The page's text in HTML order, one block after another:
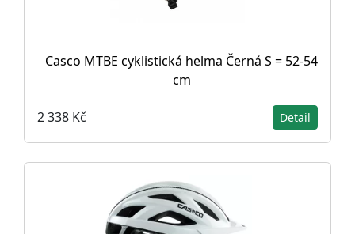
Casco MTBE cyklistická helma Černá S = 52-54
cm
2 338 Kč Detail